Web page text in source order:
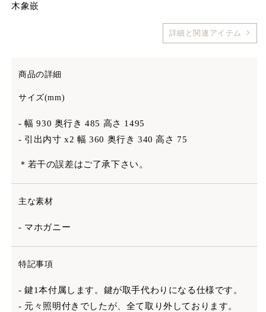
木象嵌
詳細と関連アイテム
商品の詳細
サイズ(mm)
- 幅 930 奥行き 485 高さ 1495
- 引出内寸 x2 幅 360 奥行き 340 高さ 75
＊若干の誤差はご了承下さい。
主な素材
- マホガニー
特記事項
- 鍵1本付属します。鍵が取手代わりになる仕様です。
- 元々照明付きでしたが、全て取り外しております。